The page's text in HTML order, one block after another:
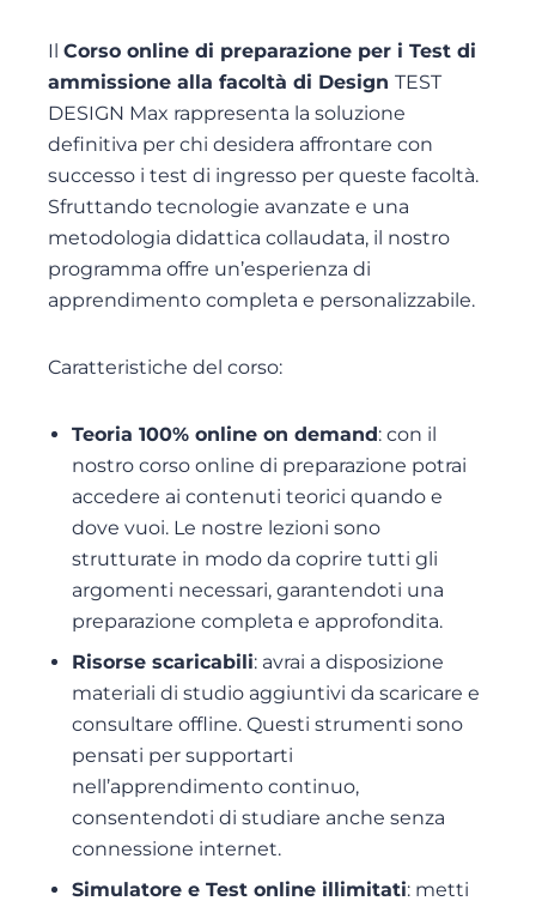
Il Corso online di preparazione per i Test di
ammissione alla facoltà di Design TEST
DESIGN Max rappresenta la soluzione
definitiva per chi desidera affrontare con
successo i test di ingresso per queste facoltà.
Sfruttando tecnologie avanzate e una
metodologia didattica collaudata, il nostro
programma offre un’esperienza di
apprendimento completa e personalizzabile.
Caratteristiche del corso:
Teoria 100% online on demand: con il
nostro corso online di preparazione potrai
accedere ai contenuti teorici quando e
dove vuoi. Le nostre lezioni sono
strutturate in modo da coprire tutti gli
argomenti necessari, garantendoti una
preparazione completa e approfondita.
Risorse scaricabili: avrai a disposizione
materiali di studio aggiuntivi da scaricare e
consultare offline. Questi strumenti sono
pensati per supportarti
nell’apprendimento continuo,
consentendoti di studiare anche senza
connessione internet.
Simulatore e Test online illimitati: metti